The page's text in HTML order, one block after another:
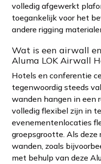
volledig afgewerkt
toegankelijk voor het
andere rigging
Wat is een airwall
Aluma LOK Airwall
Hotels en conferentie
tegenwoordig steeds
wanden hangen in een
volledig flexibel zijn in
evenementenlocaties
groepsgrootte. Als deze
wanden, zoals
met behulp van deze